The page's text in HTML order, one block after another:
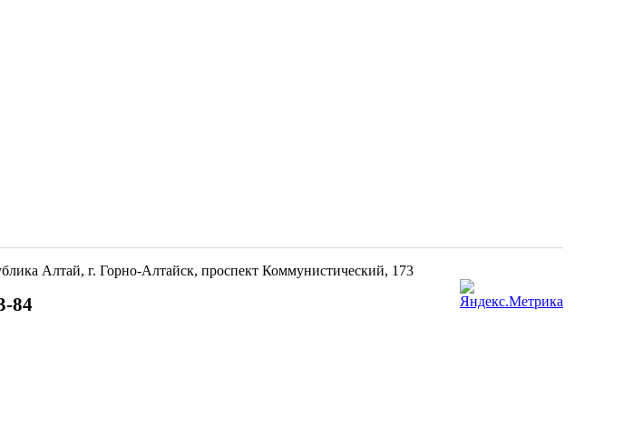
Алтай, г. Горно-Алтайск, проспект Коммунистический, 173
84